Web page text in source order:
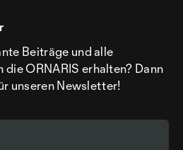
Beiträge und alle
ORNARIS erhalten? Dann
unseren Newsletter!